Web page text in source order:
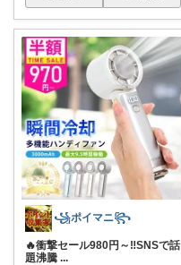
꧁ポイマニ꧂
🔥衝撃セール980円～‼️SNSで話
題沸騰 ...